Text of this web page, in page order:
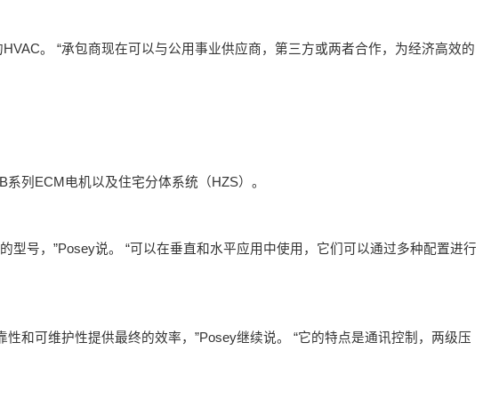
。 “承包商现在可以与公用事业供应商，第三方或两者合作，为经济高效的
列ECM电机以及住宅分体系统（HZS）。
型号，”Posey说。 “可以在垂直和水平应用中使用，它们可以通过多种配置进行
和可维护性提供最终的效率，”Posey继续说。 “它的特点是通讯控制，两级压